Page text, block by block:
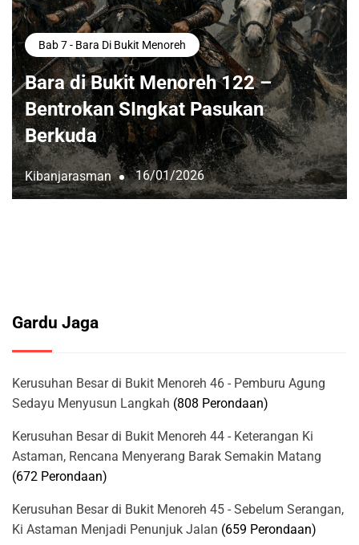
Bab 7 - Bara Di Bukit Menoreh
Bara di Bukit Menoreh 122 –
Bentrokan SIngkat Pasukan
Berkuda
Kibanjarasman 16/01/2026
Gardu Jaga
Kerusuhan Besar di Bukit Menoreh 46 - Pemburu Agung
Sedayu Menyusun Langkah (808 Perondaan)
Kerusuhan Besar di Bukit Menoreh 44 - Keterangan Ki
Astaman, Rencana Menyerang Barak Semakin Matang
(672 Perondaan)
Kerusuhan Besar di Bukit Menoreh 45 - Sebelum Serangan,
Ki Astaman Menjadi Penunjuk Jalan (659 Perondaan)